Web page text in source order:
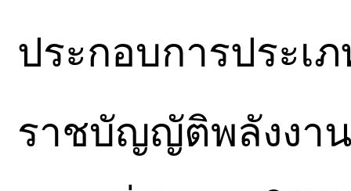
ประกอบการประเ
ราชบัญญัติพลังงา